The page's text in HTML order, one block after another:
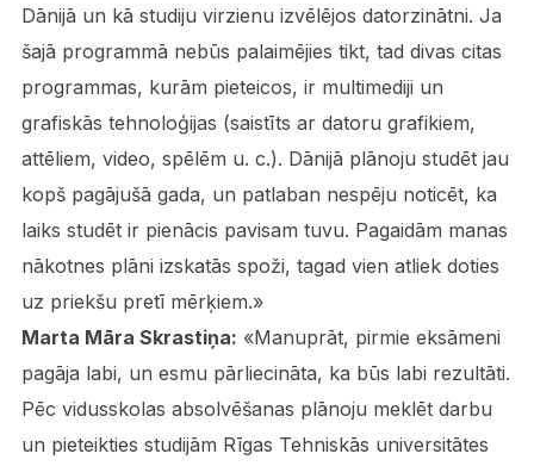
Dānijā un kā studiju virzienu izvēlējos datorzinātni. Ja
šajā programmā nebūs palaimējies tikt, tad divas citas
programmas, kurām pieteicos, ir multimediji un
grafiskās tehnoloģijas (saistīts ar datoru grafikiem,
attēliem, video, spēlēm u. c.). Dānijā plānoju studēt jau
kopš pagājušā gada, un patlaban nespēju noticēt, ka
laiks studēt ir pienācis pavisam tuvu. Pagaidām manas
nākotnes plāni izskatās spoži, tagad vien atliek doties
uz priekšu pretī mērķiem.»
Marta Māra Skrastiņa: «Manuprāt, pirmie eksāmeni
pagāja labi, un esmu pārliecināta, ka būs labi rezultāti.
Pēc vidusskolas absolvēšanas plānoju meklēt darbu
un pieteikties studijām Rīgas Tehniskās universitātes